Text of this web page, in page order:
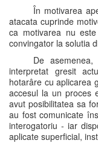
În motivarea
atacata cuprinde
ca motivarea nu
convingator la solutia
De
interpretat gresit
hotarâre cu aplicarea
accesul la un proces
avut posibilitatea sa
au fost comunicate
interogatoriu - iar
aplicate superficial,